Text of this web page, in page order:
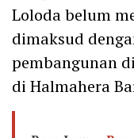
Loloda belum
dimaksud
pembangunan
di Halmahera